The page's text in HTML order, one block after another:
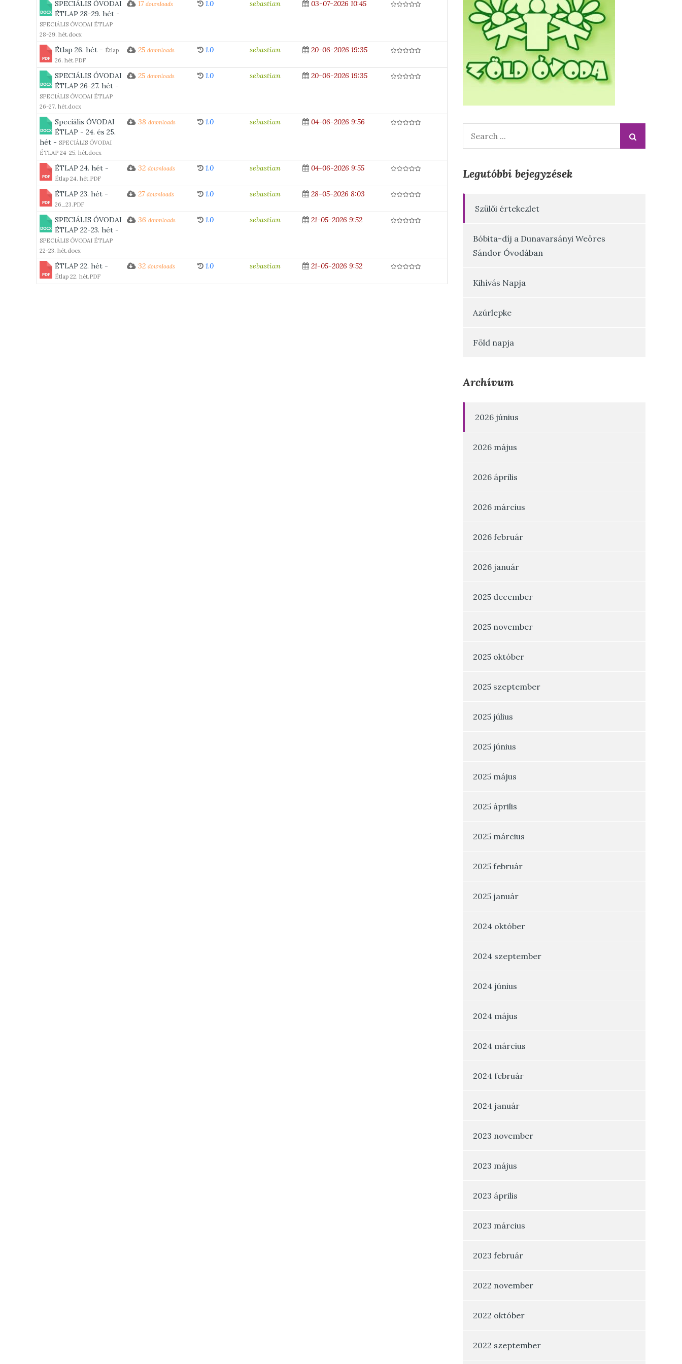
SPECIÁLIS ÓVODAI
ÉTLAP 28-29. hét -
SPECIÁLIS ÓVODAI ÉTLAP
28-29. hét.docx
17 downloads 1.0 sebastian 03-07-2026 10:45
Étlap 26. hét - Étlap
26. hét.PDF
25 downloads 1.0 sebastian 20-06-2026 19:35
SPECIÁLIS ÓVODAI
ÉTLAP 26-27. hét -
SPECIÁLIS ÓVODAI ÉTLAP
26-27. hét.docx
25 downloads 1.0 sebastian 20-06-2026 19:35
Speciális ÓVODAI
ÉTLAP - 24. és 25.
hét - SPECIÁLIS ÓVODAI
ÉTLAP 24-25. hét.docx
38 downloads 1.0 sebastian 04-06-2026 9:56
ÉTLAP 24. hét -
Étlap 24. hét.PDF
32 downloads 1.0 sebastian 04-06-2026 9:55
ÉTLAP 23. hét -
26_23.PDF
27 downloads 1.0 sebastian 28-05-2026 8:03
SPECIÁLIS ÓVODAI
ÉTLAP 22-23. hét -
SPECIÁLIS ÓVODAI ÉTLAP
22-23. hét.docx
36 downloads 1.0 sebastian 21-05-2026 9:52
ÉTLAP 22. hét -
Étlap 22. hét.PDF
32 downloads 1.0 sebastian 21-05-2026 9:52
Legutóbbi bejegyzések
Szülői értekezlet
Bóbita-díj a Dunavarsányi Weöres
Sándor Óvodában
Kihívás Napja
Azúrlepke
Föld napja
Archívum
2026 június
2026 május
2026 április
2026 március
2026 február
2026 január
2025 december
2025 november
2025 október
2025 szeptember
2025 július
2025 június
2025 május
2025 április
2025 március
2025 február
2025 január
2024 október
2024 szeptember
2024 június
2024 május
2024 március
2024 február
2024 január
2023 november
2023 május
2023 április
2023 március
2023 február
2022 november
2022 október
2022 szeptember